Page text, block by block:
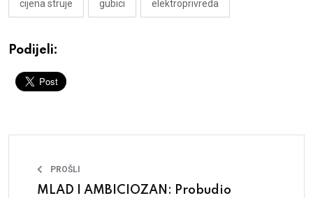
cijena struje gubici elektroprivreda
Podijeli:
PROŠLI
MLAD I AMBICIOZAN: Probudio